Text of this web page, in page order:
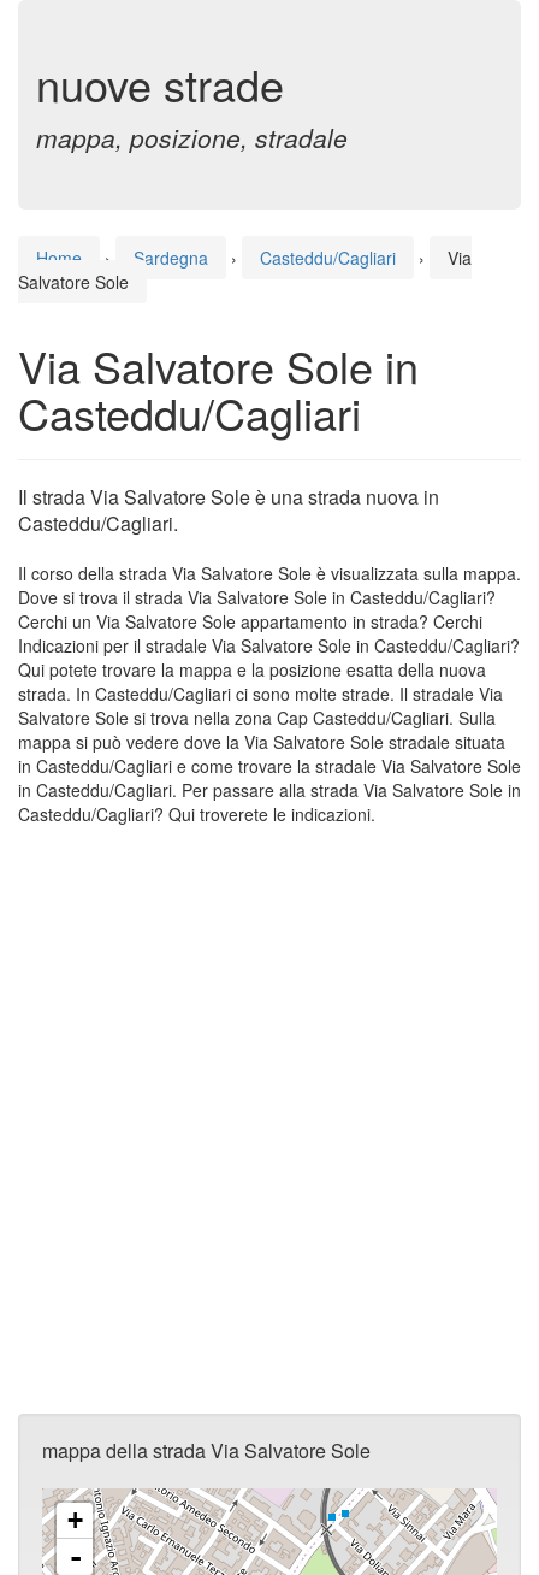
nuove strade
mappa, posizione, stradale
Home › Sardegna › Casteddu/Cagliari ›
Via
Salvatore Sole
Via Salvatore Sole in
Casteddu/Cagliari
Il strada Via Salvatore Sole è una strada nuova in
Casteddu/Cagliari.
Il corso della strada Via Salvatore Sole è visualizzata sulla mappa.
Dove si trova il strada Via Salvatore Sole in Casteddu/Cagliari?
Cerchi un Via Salvatore Sole appartamento in strada? Cerchi
Indicazioni per il stradale Via Salvatore Sole in Casteddu/Cagliari?
Qui potete trovare la mappa e la posizione esatta della nuova
strada. In Casteddu/Cagliari ci sono molte strade. Il stradale Via
Salvatore Sole si trova nella zona Cap Casteddu/Cagliari. Sulla
mappa si può vedere dove la Via Salvatore Sole stradale situata
in Casteddu/Cagliari e come trovare la stradale Via Salvatore Sole
in Casteddu/Cagliari. Per passare alla strada Via Salvatore Sole in
Casteddu/Cagliari? Qui troverete le indicazioni.
mappa della strada Via Salvatore Sole
+
-